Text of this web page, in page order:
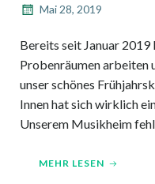
Mai 28, 2019
Bereits seit Januar 2019
Probenräumen arbeiten
unser schönes
Innen hat sich wirklich
Unserem Musikheim
MEHR LESEN